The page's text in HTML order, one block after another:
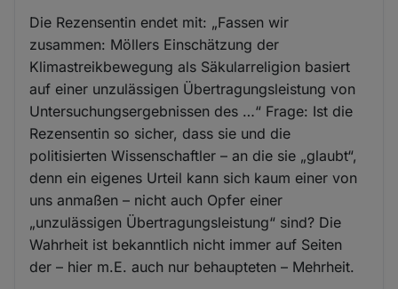
Die Rezensentin endet mit: „Fassen wir
zusammen: Möllers Einschätzung der
Klimastreikbewegung als Säkularreligion basiert
auf einer unzulässigen Übertragungsleistung von
Untersuchungsergebnissen des …“ Frage: Ist die
Rezensentin so sicher, dass sie und die
politisierten Wissenschaftler – an die sie „glaubt“,
denn ein eigenes Urteil kann sich kaum einer von
uns anmaßen – nicht auch Opfer einer
„unzulässigen Übertragungsleistung“ sind? Die
Wahrheit ist bekanntlich nicht immer auf Seiten
der – hier m.E. auch nur behaupteten – Mehrheit.